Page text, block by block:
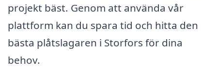
projekt bäst. Genom att använda vår
plattform kan du spara tid och hitta den
bästa plåtslagaren i Storfors för dina
behov.